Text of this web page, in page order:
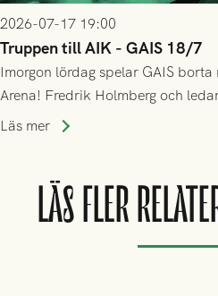
2026-07-17 19:00
Truppen till AIK - GAIS 18/7
Imorgon lördag spelar GAIS
Arena! Fredrik Holmberg och
trupp till matchen:
Läs mer
LÄS FLER